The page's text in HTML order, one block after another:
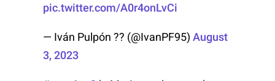
pic.twitter.com/A0r4onLvCi
— Iván Pulpón ?? (@IvanPF95) August
3, 2023